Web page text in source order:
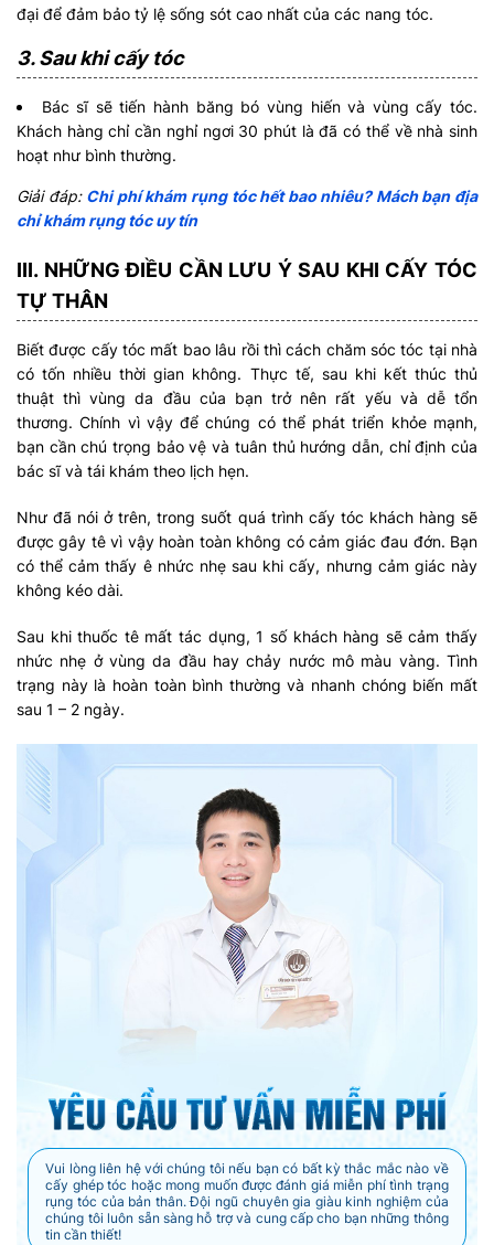
đại để đảm bảo tỷ lệ sống sót cao nhất của các nang tóc.
3. Sau khi cấy tóc
Bác sĩ sẽ tiến hành băng bó vùng hiến và vùng cấy tóc.
Khách hàng chỉ cần nghỉ ngơi 30 phút là đã có thể về nhà sinh
hoạt như bình thường.
Giải đáp: Chi phí khám rụng tóc hết bao nhiêu? Mách bạn địa
chỉ khám rụng tóc uy tín
III. NHỮNG ĐIỀU CẦN LƯU Ý SAU KHI CẤY TÓC
TỰ THÂN
Biết được cấy tóc mất bao lâu rồi thì cách chăm sóc tóc tại nhà
có tốn nhiều thời gian không. Thực tế, sau khi kết thúc thủ
thuật thì vùng da đầu của bạn trở nên rất yếu và dễ tổn
thương. Chính vì vậy để chúng có thể phát triển khỏe mạnh,
bạn cần chú trọng bảo vệ và tuân thủ hướng dẫn, chỉ định của
bác sĩ và tái khám theo lịch hẹn.
Như đã nói ở trên, trong suốt quá trình cấy tóc khách hàng sẽ
được gây tê vì vậy hoàn toàn không có cảm giác đau đớn. Bạn
có thể cảm thấy ê nhức nhẹ sau khi cấy, nhưng cảm giác này
không kéo dài.
Sau khi thuốc tê mất tác dụng, 1 số khách hàng sẽ cảm thấy
nhức nhẹ ở vùng da đầu hay chảy nước mô màu vàng. Tình
trạng này là hoàn toàn bình thường và nhanh chóng biến mất
sau 1 – 2 ngày.
Vui lòng liên hệ với chúng tôi nếu bạn có bất kỳ thắc mắc nào về
cấy ghép tóc hoặc mong muốn được đánh giá miễn phí tình trạng
rụng tóc của bản thân. Đội ngũ chuyên gia giàu kinh nghiệm của
chúng tôi luôn sẵn sàng hỗ trợ và cung cấp cho bạn những thông
tin cần thiết!